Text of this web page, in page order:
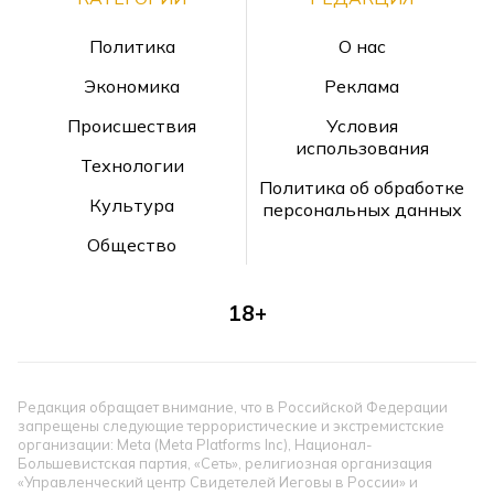
Политика
Экономика
Происшествия
Технологии
Культура
Общество
О нас
Реклама
Условия
использования
Политика об обработке
персональных данных
18+
Редакция обращает внимание, что в Российской Федерации
запрещены следующие террористические и экстремистские
организации: Meta (Meta Platforms Inc), Национал-
Большевистская партия, «Сеть», религиозная организация
«Управленческий центр Свидетелей Иеговы в России» и